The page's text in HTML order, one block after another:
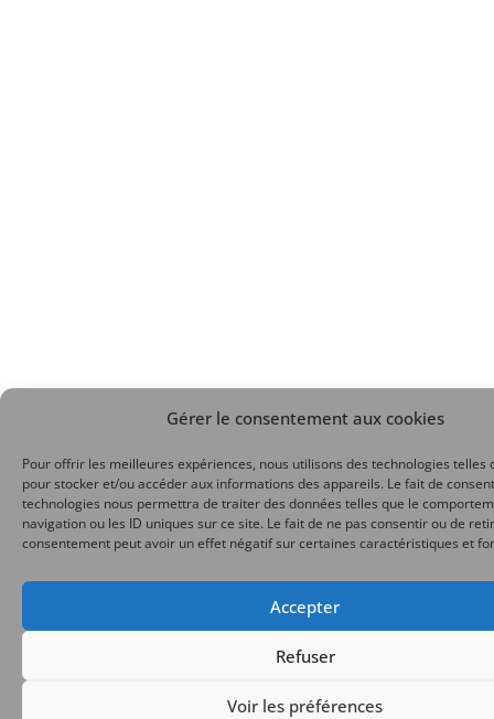
Gérer le consentement aux cookies
Pour offrir les meilleures expériences, nous utilisons des technologies telles
pour stocker et/ou accéder aux informations des appareils. Le fait de
technologies nous permettra de traiter des données telles que le
navigation ou les ID uniques sur ce site. Le fait de ne pas consentir ou de
consentement peut avoir un effet négatif sur certaines caractéristiques et
Accepter
Refuser
Voir les préférences